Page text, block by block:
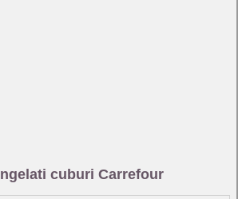
cuburi Carrefour